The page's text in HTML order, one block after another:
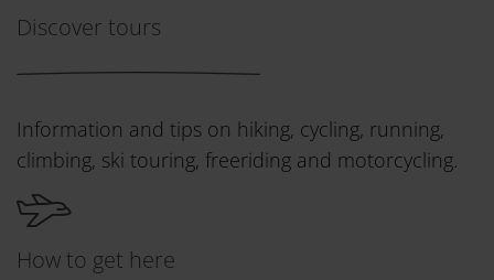
Discover tours
Information and tips on hiking, cycling, running,
climbing, ski touring, freeriding and motorcycling.
How to get here